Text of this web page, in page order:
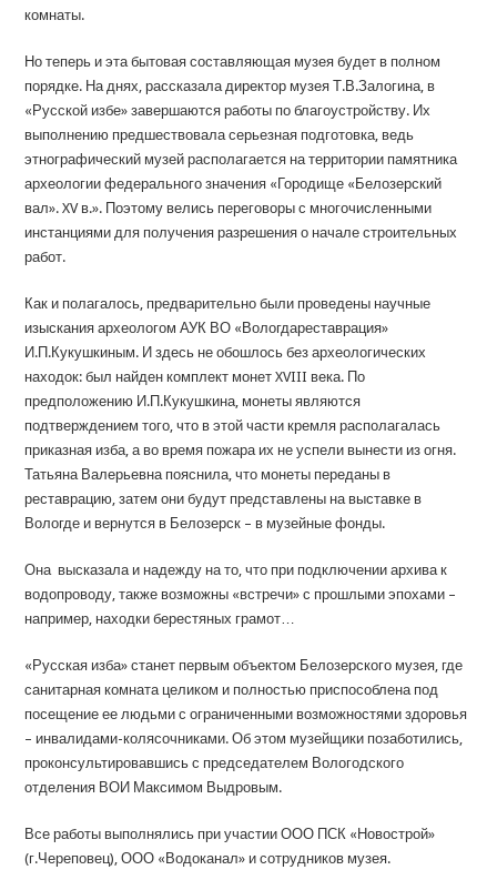
комнаты.
Но теперь и эта бытовая составляющая музея будет в полном
порядке. На днях, рассказала директор музея Т.В.Залогина, в
«Русской избе» завершаются работы по благоустройству. Их
выполнению предшествовала серьезная подготовка, ведь
этнографический музей располагается на территории памятника
археологии федерального значения «Городище «Белозерский
вал». XV в.». Поэтому велись переговоры с многочисленными
инстанциями для получения разрешения о начале строительных
работ.
Как и полагалось, предварительно были проведены научные
изыскания археологом АУК ВО «Вологдареставрация»
И.П.Кукушкиным. И здесь не обошлось без археологических
находок: был найден комплект монет XVIII века. По
предположению И.П.Кукушкина, монеты являются
подтверждением того, что в этой части кремля располагалась
приказная изба, а во время пожара их не успели вынести из огня.
Татьяна Валерьевна пояснила, что монеты переданы в
реставрацию, затем они будут представлены на выставке в
Вологде и вернутся в Белозерск – в музейные фонды.
Она высказала и надежду на то, что при подключении архива к
водопроводу, также возможны «встречи» с прошлыми эпохами –
например, находки берестяных грамот…
«Русская изба» станет первым объектом Белозерского музея, где
санитарная комната целиком и полностью приспособлена под
посещение ее людьми с ограниченными возможностями здоровья
– инвалидами-колясочниками. Об этом музейщики позаботились,
проконсультировавшись с председателем Вологодского
отделения ВОИ Максимом Выдровым.
Все работы выполнялись при участии ООО ПСК «Новострой»
(г.Череповец), ООО «Водоканал» и сотрудников музея.